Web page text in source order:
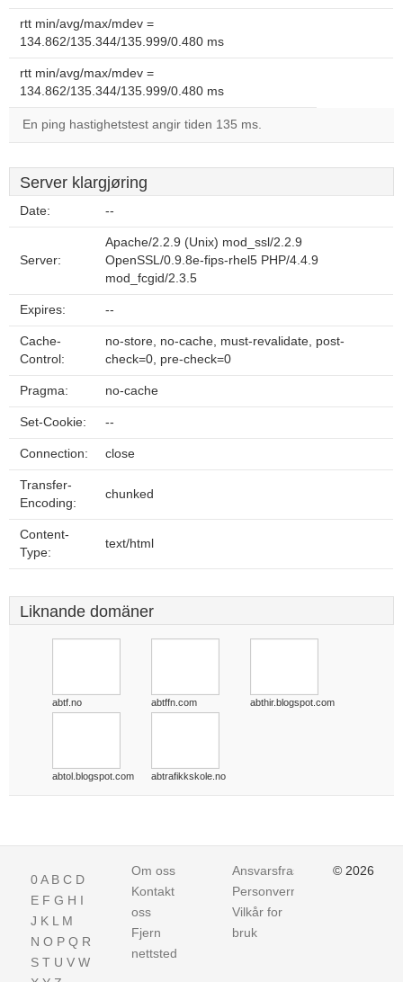
rtt min/avg/max/mdev =
134.862/135.344/135.999/0.480 ms
rtt min/avg/max/mdev =
134.862/135.344/135.999/0.480 ms
En ping hastighetstest angir tiden 135 ms.
Server klargjøring
Date: --
Server:
Apache/2.2.9 (Unix) mod_ssl/2.2.9
OpenSSL/0.9.8e-fips-rhel5 PHP/4.4.9
mod_fcgid/2.3.5
Expires: --
Cache-
Control:
no-store, no-cache, must-revalidate, post-
check=0, pre-check=0
Pragma: no-cache
Set-Cookie: --
Connection: close
Transfer-
Encoding:
chunked
Content-
Type:
text/html
Liknande domäner
abtf.no abtffn.com abthir.blogspot.com
abtol.blogspot.com abtrafikkskole.no
0A B C D
E F G H I
J K L M
N O P Q R
S T U V W
Om oss
Kontakt
oss
Fjern
nettsted
Ansvarsfraskrivelse
Personvern
Vilkår for
bruk
© 2026